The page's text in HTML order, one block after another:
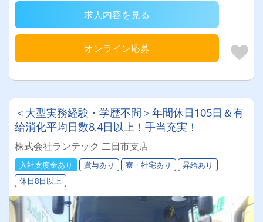
求人内容を見る
オンライン応募
＜大型実務経験・学歴不問＞年間休日105日＆有
給消化平均日数8.4日以上！手当充実！
株式会社ランテック 二日市支店
入社支度金あり 賞与あり 寮・社宅あり
昇給あり
休日8日以上